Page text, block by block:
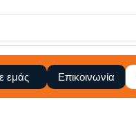
εμάς Επικοινωνία